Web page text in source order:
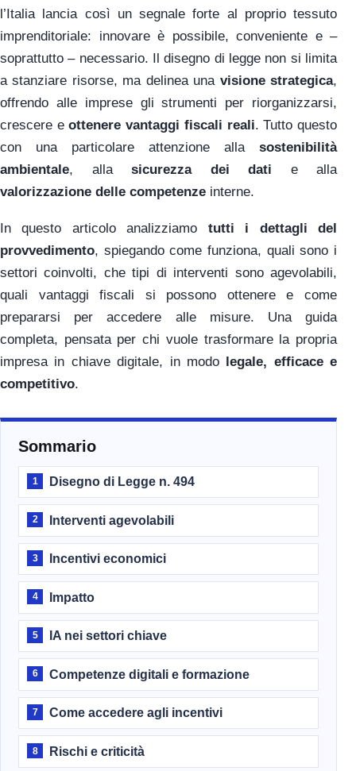
l’Italia lancia così un segnale forte al proprio tessuto
imprenditoriale: innovare è possibile, conveniente e –
soprattutto – necessario. Il disegno di legge non si limita
a stanziare risorse, ma delinea una visione strategica,
offrendo alle imprese gli strumenti per riorganizzarsi,
crescere eottenere vantaggi fiscali reali. Tutto questo
con una particolare attenzione alla sostenibilità
ambientale, alla sicurezza dei dati e alla
valorizzazione delle competenze interne.
In questo articolo analizziamo tutti i dettagli del
provvedimento, spiegando come funziona, quali sono i
settori coinvolti, che tipi di interventi sono agevolabili,
quali vantaggi fiscali si possono ottenere e come
prepararsi per accedere alle misure. Una guida
completa, pensata per chi vuole trasformare la propria
impresa in chiave digitale, in modo legale, efficace e
competitivo.
Sommario
1 Disegno di Legge n. 494
2 Interventi agevolabili
3 Incentivi economici
4 Impatto
5 IA nei settori chiave
6 Competenze digitali e formazione
7 Come accedere agli incentivi
8 Rischi e criticità